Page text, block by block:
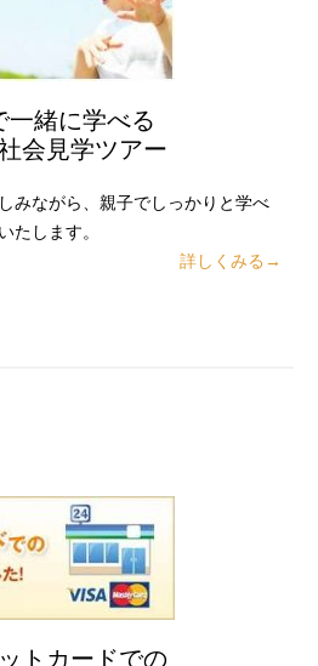
一緒に学べる
会見学ツアー
みながら、親子でしっかりと学べ
たします。
詳しくみる→
トカードでの